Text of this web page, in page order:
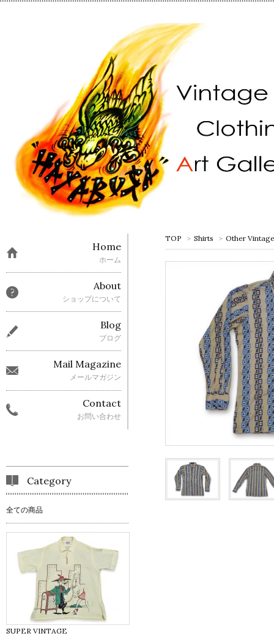
TOP > Shirts > Other
Home
ホーム
About
ショップについて
Blog
ブログ
Mail Magazine
メールマガジン
Contact
お問い合わせ
Category
全ての商品
SUPER VINTAGE